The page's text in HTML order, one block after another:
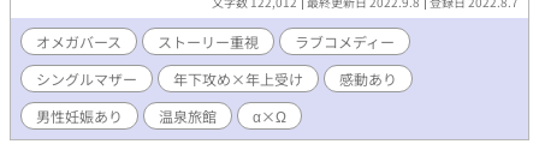
う旅館の住み込みのアルバイトを発見。 住み家も食事も提供され
る上に都内から離れられる旅館のバイトは、この時の虎之助には
とても都合がいい。 その仕事に乗った虎之助は、Ωなのにも関わ
らず嘉生館で女将として働く穂波操に出逢い………？？ 性
描写(挿入あり)☆ 今回は運命の番的な要素は無く、割とストレ
ートなオメガバースになります。 この物語はフィクションで
オメガバース ストーリー重視
ラブコメディー
シングルマザー
年下攻め×年上受け
感動あり
男性妊娠あり
温泉旅館 α×Ω